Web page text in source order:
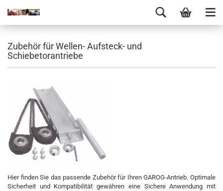
Zubehör für Wellen- Aufsteck- und
Schiebetorantriebe
Hier finden Sie das passende Zubehör für Ihren GAROG-Antrieb. Optimale
Sicherheit und Kompatibilität gewähren eine Sichere Anwendung mit